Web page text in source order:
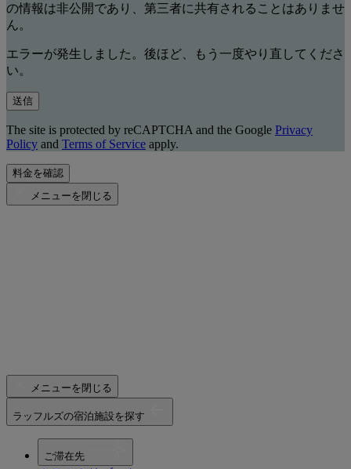
の情報は非公開であり、第三者に共有されることはありませ
ん。
エラーが発生しました。後ほど、もう一度やり直してくださ
い。
送信
The site is protected by reCAPTCHA and the Google Privacy
Policy and Terms of Service apply.
料金を確認
メニューを閉じる
メニューを閉じる
ラッフルズの宿泊施設を探す
ご滞在先